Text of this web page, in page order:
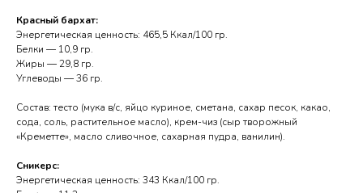
Красный бархат:
Энергетическая ценность: 465,5 Ккал/100 гр.
Белки — 10,9 гр.
Жиры — 29,8 гр.
Углеводы — 36 гр.
Состав: тесто (мука в/с, яйцо куриное, сметана, сахар песок, какао,
сода, соль, растительное масло), крем-чиз (сыр творожный
«Креметте», масло сливочное, сахарная пудра, ванилин).
Сникерс:
Энергетическая ценность: 343 Ккал/100 гр.